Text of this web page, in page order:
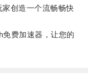
创造一个流畅畅快
费加速器，让您的